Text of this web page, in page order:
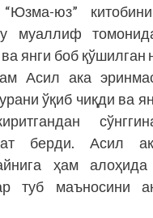
“Юзма-юз”
муаллиф
янги боб қўшилган
Асил ака
ўқиб чиқди ва
берди. Асил
ҳам алоҳида
туб маъносини